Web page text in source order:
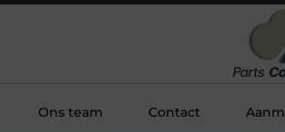
Ons team Contact